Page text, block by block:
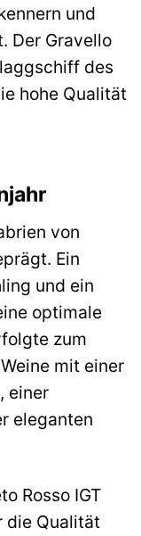
und
Der Gravello
des
hohe Qualität
von
Ein
und ein
optimale
zum
mit einer
einer
eleganten
Rosso IGT
die Qualität